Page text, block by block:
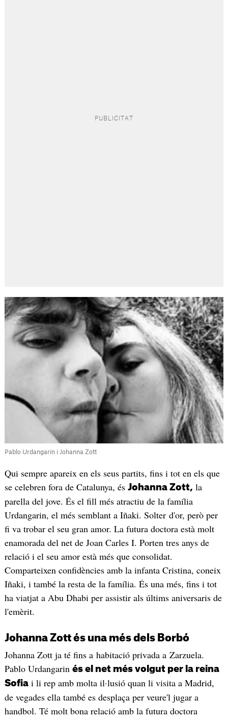
Pablo Urdangarin i Johanna Zott
Qui sempre apareix en els seus partits, fins i tot en els que
se celebren fora de Catalunya, és Johanna Zott, la
parella del jove. És el fill més atractiu de la família
Urdangarin, el més semblant a Iñaki. Solter d'or, però per
fi va trobar el seu gran amor. La futura doctora està molt
enamorada del net de Joan Carles I. Porten tres anys de
relació i el seu amor està més que consolidat.
Comparteixen confidències amb la infanta Cristina, coneix
Iñaki, i també la resta de la família. És una més, fins i tot
ha viatjat a Abu Dhabi per assistir als últims aniversaris de
l'emèrit.
Johanna Zott és una més dels Borbó
Johanna Zott ja té fins a habitació privada a Zarzuela.
Pablo Urdangarin és el net més volgut per la reina
Sofiai li rep amb molta il·lusió quan li visita a Madrid,
de vegades ella també es desplaça per veure'l jugar a
handbol. Té molt bona relació amb la futura doctora